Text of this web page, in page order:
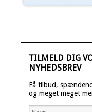
TILMELD DIG
NYHEDSBREV
Få tilbud,
og meget meget